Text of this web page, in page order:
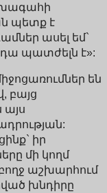
պետք է
ասել եմ`
դա պատժելն է»:
են
բայց
իր
մի կողմ
աշխարհում
խնդիրը